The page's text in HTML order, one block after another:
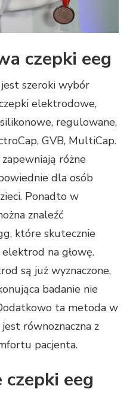
czepki eeg
szeroki wybór
elektrodowe,
regulowane,
GVB, MultiCap.
różne
dla osób
Ponadto w
znaleźć
które skutecznie
elektrod na głowę.
są już wyznaczone,
badanie nie
ta metoda w
równoznaczna z
pacjenta.
eeg